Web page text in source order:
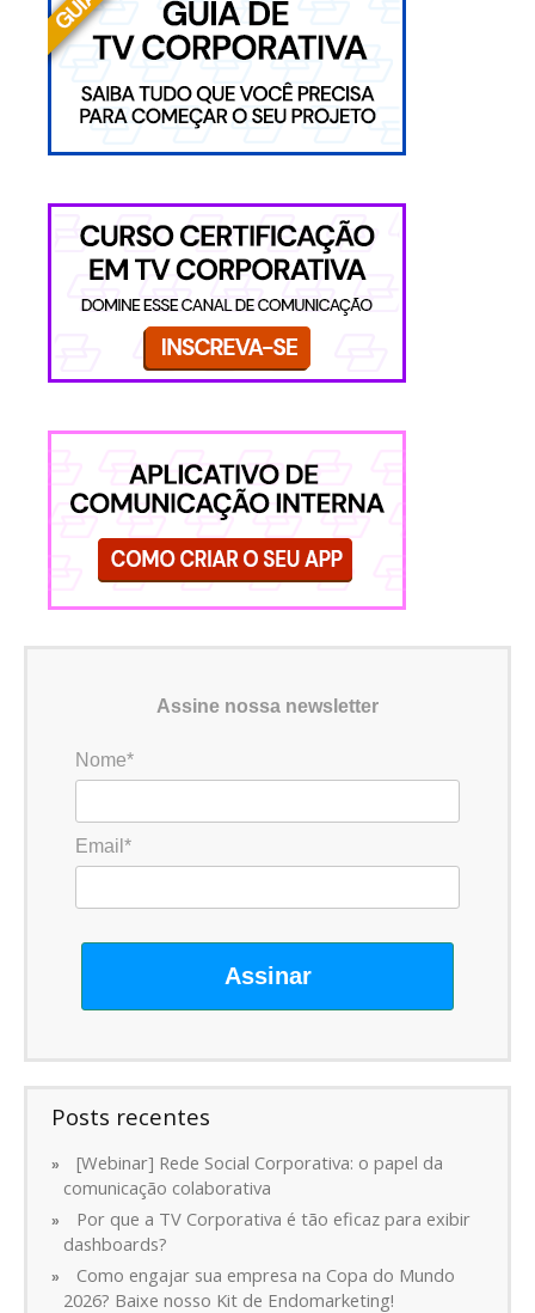
Assine nossa newsletter
Nome*
Email*
Assinar
Posts recentes
[Webinar] Rede Social Corporativa: o papel da
comunicação colaborativa
Por que a TV Corporativa é tão eficaz para exibir
dashboards?
Como engajar sua empresa na Copa do Mundo
2026? Baixe nosso Kit de Endomarketing!